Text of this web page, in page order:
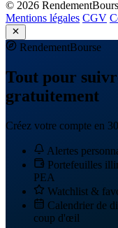
© 2026
Mentions légales CGV
RendementBourse
Tout pour
gratuitement
Créez votre compte en
Alertes
Portefeuilles
PEA
Watchlist &
Calendrier de
coup d'œil